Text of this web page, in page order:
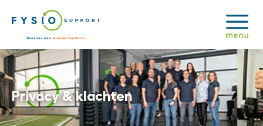
Privacy & klachten